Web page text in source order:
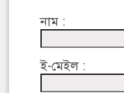
নাম :
ই-মেইল :